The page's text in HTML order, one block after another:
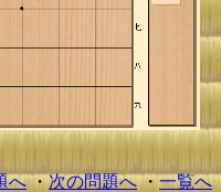
へ・次の問題へ・一覧へ